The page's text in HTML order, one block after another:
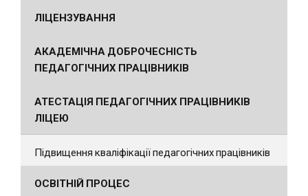
ЛІЦЕНЗУВАННЯ
АКАДЕМІЧНА ДОБРОЧЕСНІСТЬ
ПЕДАГОГІЧНИХ ПРАЦІВНИКІВ
АТЕСТАЦІЯ ПЕДАГОГІЧНИХ ПРАЦІВНИКІВ
ЛІЦЕЮ
Підвищення кваліфікації педагогічних працівників
ОСВІТНІЙ ПРОЦЕС